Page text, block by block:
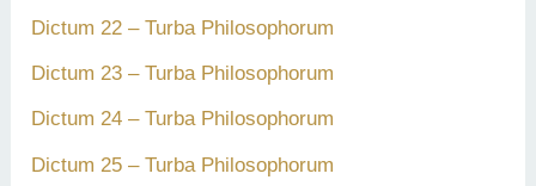
Dictum 22 – Turba Philosophorum
Dictum 23 – Turba Philosophorum
Dictum 24 – Turba Philosophorum
Dictum 25 – Turba Philosophorum